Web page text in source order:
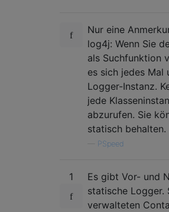
Nur eine
log4j: Wenn Sie
als Suchfunktion
es sich jedes Mal
Logger-Instanz.
jede
abzurufen. Sie
statisch behalten.
PSpeed
1
Es gibt Vor- und
statische Logger.
verwalteten